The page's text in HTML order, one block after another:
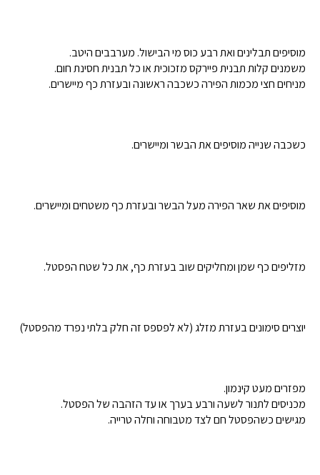
מוסיפים תבלינים ואת רבע כוס מי הבישול. מערבבים היטב.
משמנים קלות תבנית פיירקס מזכוכית או כל תבנית חסינת חום.
מניחים חצי מכמות הפירה כשכבה ראשונה ובעזרת כף מיישרים.
כשכבה שנייה מוסיפים את הבשר ומיישרים.
מוסיפים את שאר הפירה מעל הבשר ובעזרת כף משטחים ומיישרים.
מזליפים כף שמן ומחליקים שוב בעזרת כף, את כל שטח הפסטל.
יוצרים סימונים בעזרת מזלג (לא לפספס זה חלק בלתי נפרד מהפסטל)
מפזרים מעט קינמון.
מכניסים לתנור לשעה ורבע בערך או עד הזהבה של הפסטל.
מגישים כשהפסטל חם לצד מטבוחה וחלה טרייה.